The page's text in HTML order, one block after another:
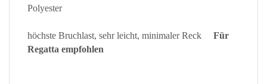
Polyester
höchste Bruchlast, sehr leicht, minimaler Reck
Für
Regatta empfohlen